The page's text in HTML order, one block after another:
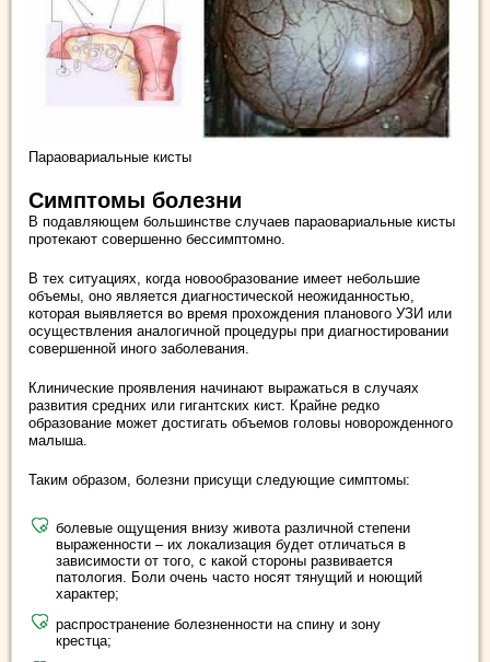
Параовариальные кисты
Симптомы болезни
В подавляющем большинстве случаев параовариальные кисты
протекают совершенно бессимптомно.
В тех ситуациях, когда новообразование имеет небольшие
объемы, оно является диагностической неожиданностью,
которая выявляется во время прохождения планового УЗИ или
осуществления аналогичной процедуры при диагностировании
совершенной иного заболевания.
Клинические проявления начинают выражаться в случаях
развития средних или гигантских кист. Крайне редко
образование может достигать объемов головы новорожденного
малыша.
Таким образом, болезни присущи следующие симптомы:
болевые ощущения внизу живота различной степени
выраженности – их локализация будет отличаться в
зависимости от того, с какой стороны развивается
патология. Боли очень часто носят тянущий и ноющий
характер;
распространение болезненности на спину и зону
крестца;